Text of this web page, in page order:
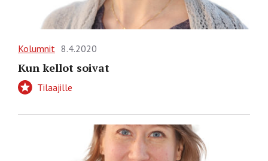
Kolumnit 8.4.2020
Kun kellot soivat
Tilaajille